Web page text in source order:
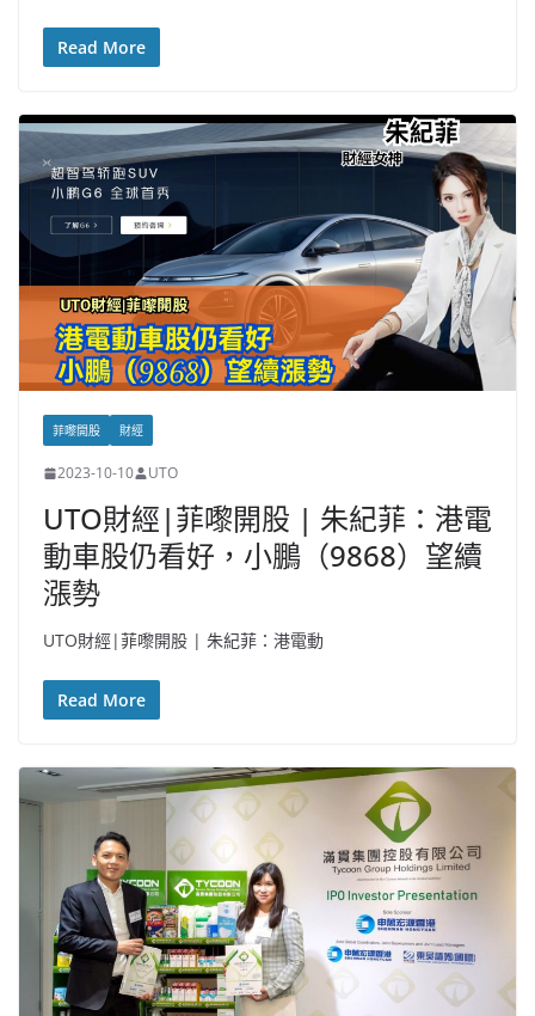
Read More
菲嚟開股 財經
2023-10-10 UTO
UTO財經|菲嚟開股 | 朱紀菲：港電
動車股仍看好，小鵬（9868）望續
漲勢
UTO財經|菲嚟開股 | 朱紀菲：港電動
Read More